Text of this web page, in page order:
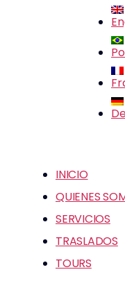
INICIO
QUIENES
SERVICIOS
TRASLADOS
TOURS